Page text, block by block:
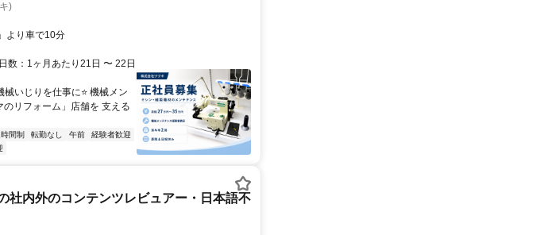
)
より車で10分
数：1ヶ月あたり21日 〜 22日
りを仕事に⭐ 機械メン
リフォーム」店舗を 支える
間制 転勤なし 午前
経験者歓迎
社内外のコンテンツレビュアー・日本語不